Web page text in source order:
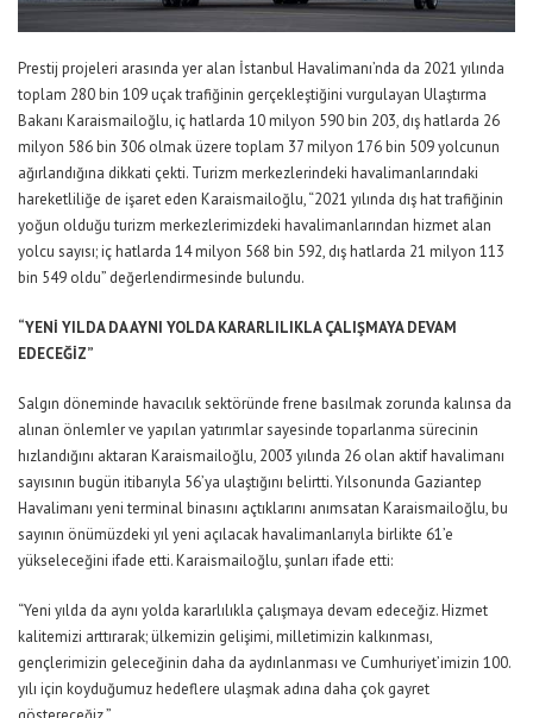
Prestij projeleri arasında yer alan İstanbul Havalimanı’nda da 2021 yılında
toplam 280 bin 109 uçak trafiğinin gerçekleştiğini vurgulayan Ulaştırma
Bakanı Karaismailoğlu, iç hatlarda 10 milyon 590 bin 203, dış hatlarda 26
milyon 586 bin 306 olmak üzere toplam 37 milyon 176 bin 509 yolcunun
ağırlandığına dikkati çekti. Turizm merkezlerindeki havalimanlarındaki
hareketliliğe de işaret eden Karaismailoğlu, “2021 yılında dış hat trafiğinin
yoğun olduğu turizm merkezlerimizdeki havalimanlarından hizmet alan
yolcu sayısı; iç hatlarda 14 milyon 568 bin 592, dış hatlarda 21 milyon 113
bin 549 oldu” değerlendirmesinde bulundu.
“YENİ YILDA DA AYNI YOLDA KARARLILIKLA ÇALIŞMAYA DEVAM
EDECEĞİZ”
Salgın döneminde havacılık sektöründe frene basılmak zorunda kalınsa da
alınan önlemler ve yapılan yatırımlar sayesinde toparlanma sürecinin
hızlandığını aktaran Karaismailoğlu, 2003 yılında 26 olan aktif havalimanı
sayısının bugün itibarıyla 56’ya ulaştığını belirtti. Yılsonunda Gaziantep
Havalimanı yeni terminal binasını açtıklarını anımsatan Karaismailoğlu, bu
sayının önümüzdeki yıl yeni açılacak havalimanlarıyla birlikte 61’e
yükseleceğini ifade etti. Karaismailoğlu, şunları ifade etti:
“Yeni yılda da aynı yolda kararlılıkla çalışmaya devam edeceğiz. Hizmet
kalitemizi arttırarak; ülkemizin gelişimi, milletimizin kalkınması,
gençlerimizin geleceğinin daha da aydınlanması ve Cumhuriyet’imizin 100.
yılı için koyduğumuz hedeflere ulaşmak adına daha çok gayret